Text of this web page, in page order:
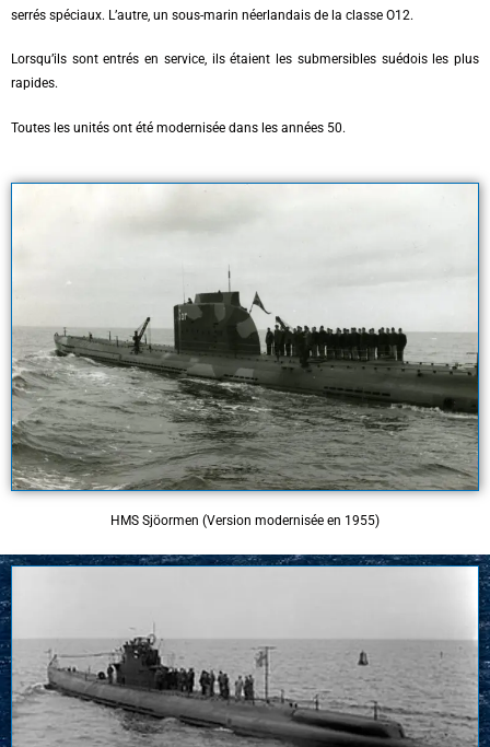
serrés spéciaux. L’autre, un sous-marin néerlandais de la classe О12.
Lorsqu’ils sont entrés en service, ils étaient les submersibles suédois les plus
rapides.
Toutes les unités ont été modernisée dans les années 50.
HMS Sjöormen (Version modernisée en 1955)